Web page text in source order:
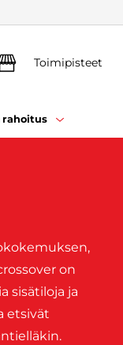
Toimipisteet
rahoitus
on
sisätiloja ja
etsivät